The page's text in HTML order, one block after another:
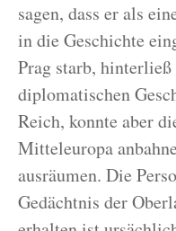
sagen, dass er als
in die Geschichte
Prag starb, hinterließ
diplomatischen
Reich, konnte aber
Mitteleuropa
ausräumen. Die
Gedächtnis der